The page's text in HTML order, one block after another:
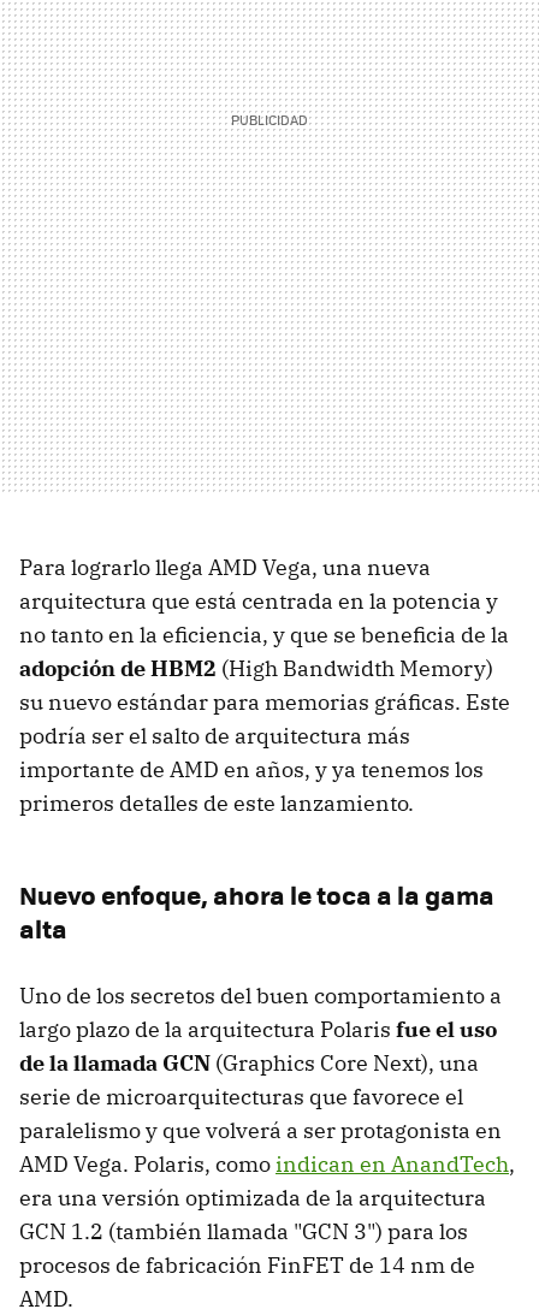
Para lograrlo llega AMD Vega, una nueva
arquitectura que está centrada en la potencia y
no tanto en la eficiencia, y que se beneficia de la
adopción de HBM2 (High Bandwidth Memory)
su nuevo estándar para memorias gráficas. Este
podría ser el salto de arquitectura más
importante de AMD en años, y ya tenemos los
primeros detalles de este lanzamiento.
Nuevo enfoque, ahora le toca a la gama
alta
Uno de los secretos del buen comportamiento a
largo plazo de la arquitectura Polaris fue el uso
de la llamada GCN (Graphics Core Next), una
serie de microarquitecturas que favorece el
paralelismo y que volverá a ser protagonista en
AMD Vega. Polaris, comoindican en AnandTech,
era una versión optimizada de la arquitectura
GCN 1.2 (también llamada "GCN 3") para los
procesos de fabricación FinFET de 14 nm de
AMD.